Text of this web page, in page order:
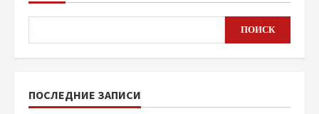
ПОИСК
ПОСЛЕДНИЕ ЗАПИСИ